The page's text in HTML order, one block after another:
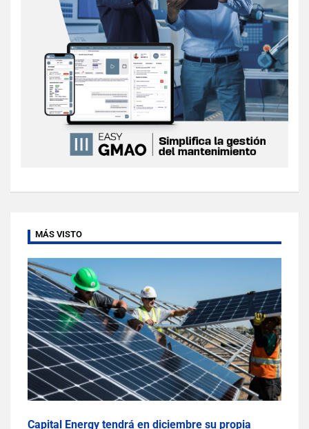
MÁS VISTO
Capital Energy tendrá en diciembre su propia